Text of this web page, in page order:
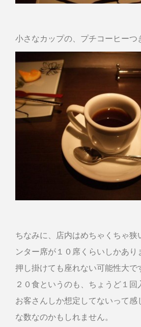
小さなカップの、プチコーヒーつ
ちなみに、店内はめちゃくちゃ狭
ンター席が１０席くらいしかあ
押し掛けても座れない可能性大で
２０食というのも、ちょうど１
お客さんしか想定してないって感
な数なのかもしれません。